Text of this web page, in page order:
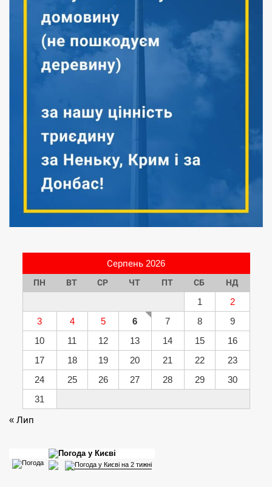
Серпень 2026
ПН ВТ СР ЧТ ПТ СБ НД
1
2
3
4 5 6 7 8
9
10
11 12 13 14 15
16
17
18 19 20 21 22
23
24
25 26 27 28 29
30
31
« Лип